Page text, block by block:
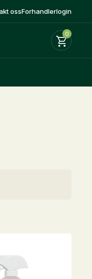
ossForhandlerlogin
0